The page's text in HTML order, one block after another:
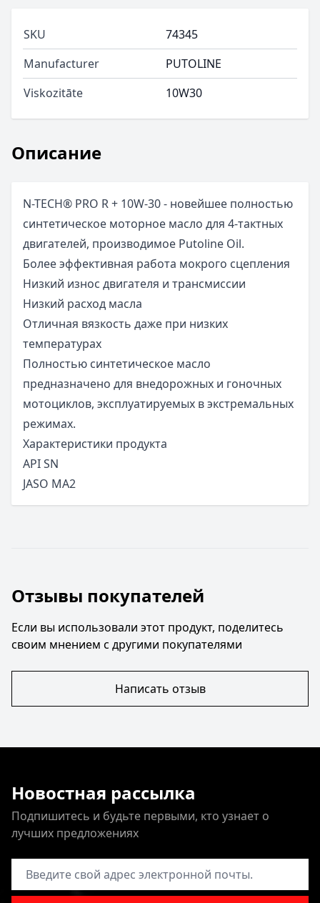
Описание
N-TECH® PRO R + 10W-30 - новейшее полностью
синтетическое моторное масло для 4-тактных
двигателей, производимое Putoline Oil.
Более эффективная работа мокрого сцепления
Низкий износ двигателя и трансмиссии
Низкий расход масла
Отличная вязкость даже при низких
температурах
Полностью синтетическое масло
предназначено для внедорожных и гоночных
мотоциклов, эксплуатируемых в экстремальных
режимах.
Характеристики продукта
API SN
JASO MA2
SKU
74345
Manufacturer
PUTOLINE
Viskozitāte
10W30
Отзывы покупателей
Если вы использовали этот продукт, поделитесь
своим мнением с другими покупателями
Написать отзыв
Новостная рассылка
Подпишитесь и будьте первыми, кто узнает о
лучших предложениях
Адрес электронной почты